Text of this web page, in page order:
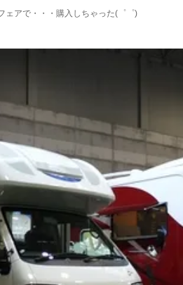
ェアで・・・購入しちゃった(゜゜)